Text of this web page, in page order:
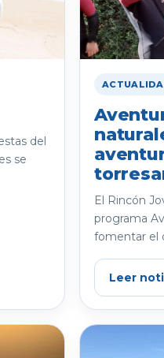
del
se
El Rincón
programa
fomentar el
Leer